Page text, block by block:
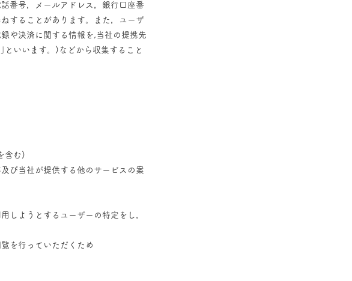
番号，メールアドレス，銀行口座番
することがあります。また，ユーザ
や決済に関する情報を,当社の提携先
いいます。)などから収集すること
含む)
び当社が提供する他のサービスの案
しようとするユーザーの特定をし，
を行っていただくため